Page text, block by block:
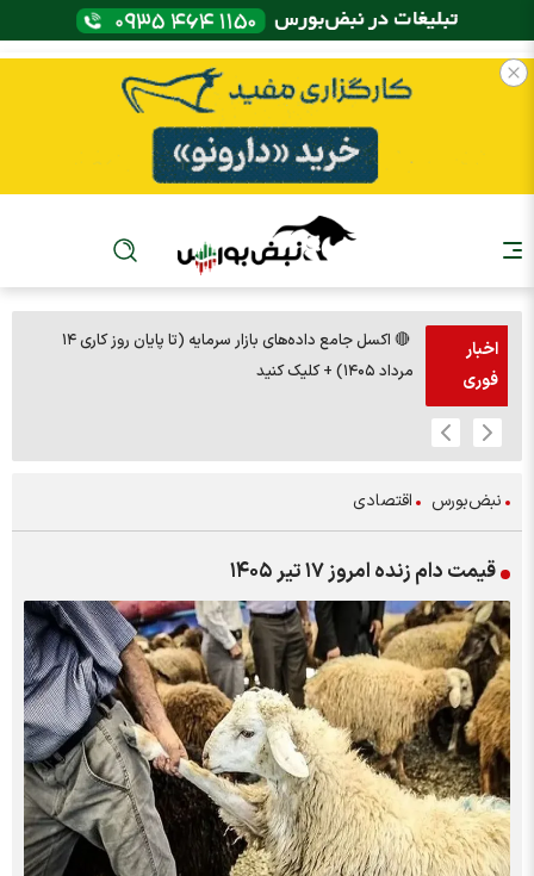
اخبار
فوری
🔴 اکسل جامع داده‌های بازار سرمایه (تا پایان روز کاری ۱۴
مرداد ۱۴۰۵) + کلیک کنید
نبض‌بورس اقتصادی
قیمت دام زنده امروز ۱۷ تیر ۱۴۰۵